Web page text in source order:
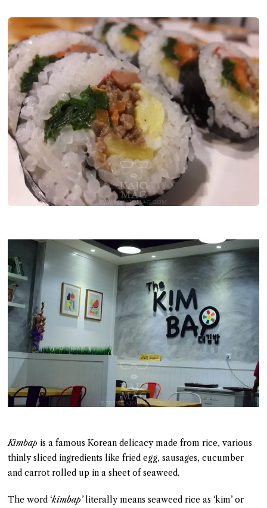
Kimbap is a famous Korean delicacy made from rice, various
thinly sliced ingredients like fried egg, sausages, cucumber
and carrot rolled up in a sheet of seaweed.
The word ‘kimbap’literally means seaweed rice as ‘kim’ or